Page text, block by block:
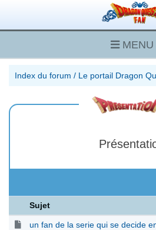
MENU
Index du forum / Le portail Dragon
Sujet
un fan de la serie qui se decide